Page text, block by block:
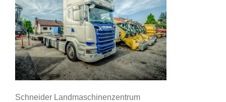
Schneider Landmaschinenzentrum